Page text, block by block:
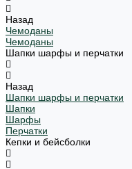
Назад
Чемоданы
Чемоданы
Шапки шарфы и перчатки
Назад
Шапки шарфы и перчатки
Шапки
Шарфы
Перчатки
Кепки и бейсболки